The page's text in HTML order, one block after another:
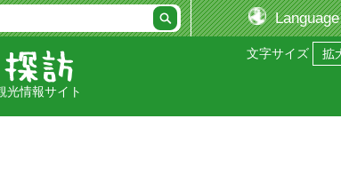
Language
文字サイズ
光情報サイト